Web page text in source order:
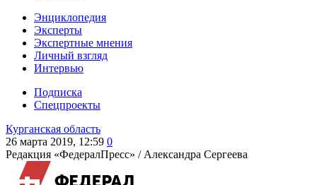
Энциклопедия
Эксперты
Экспертные мнения
Личный взгляд
Интервью
Подписка
Спецпроекты
Курганская область
26 марта 2019, 12:59 0
Редакция «ФедералПресс» / Александра Сергеева